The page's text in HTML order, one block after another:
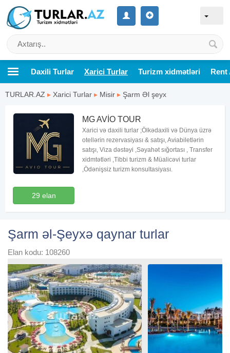
Daxili Turlar Xarici Turlar Turizm xidmətləri Rent
TURLAR.AZ ▸ Xarici Turlar ▸ Misir ▸ Şarm Əl şeyx
29 elan
MG AVİO TOUR
Xarici və daxili turlar ;Ölkədaxili və Dünya üzrə
otellərin rezervasiyası & satışı, Aviabiletlərin
satışı, Viza dəstəyi ,Səyahət sığortası , Transfer
xidmtətləri ,Tibbi turizm & Müalicəvi turlar
,Ödənişsiz turizm konsultasiyası.
Şarm əl-Şeyxə qaynar turlar
Elan kodu: 108260